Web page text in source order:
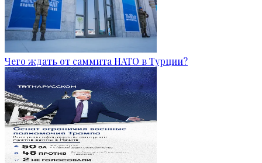
Чего ждать от саммита НАТО в Турции?